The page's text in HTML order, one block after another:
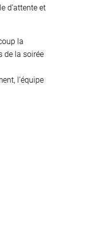
d’attente et
la
de la soirée
l’équipe